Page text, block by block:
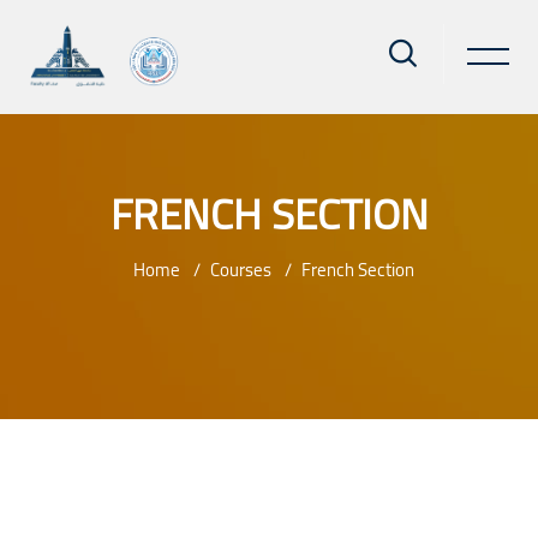
FRENCH SECTION
Home Courses French Section